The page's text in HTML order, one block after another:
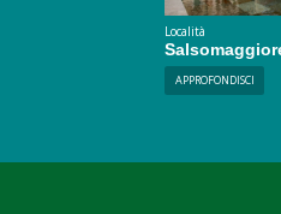
Località
APPROFONDISCI